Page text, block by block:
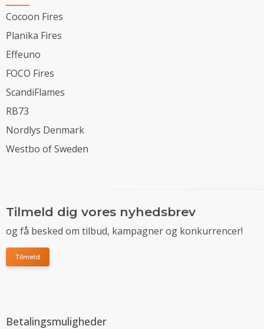
Cocoon Fires
Planika Fires
Effeuno
FOCO Fires
ScandiFlames
RB73
Nordlys Denmark
Westbo of Sweden
Tilmeld dig vores nyhedsbrev
og få besked om tilbud, kampagner og konkurrencer!
Tilmeld
Betalingsmuligheder